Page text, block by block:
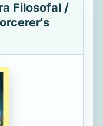
Filosofal /